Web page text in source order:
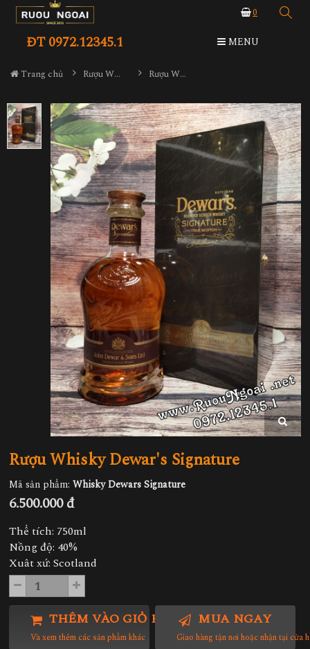
0
ĐT 0972.12345.1 MENU
Trang chủ Rượu Whisky Rượu Whisky Dewar's Signature
Rượu Whisky Dewar's Signature
Mã sản phẩm: Whisky Dewars Signature
6.500.000 đ
Thể tích: 750ml
Nồng độ: 40%
Xuât xứ: Scotland
THÊM VÀO GIỎ HÀNG
Và xem thêm các sản phẩm khác
MUA NGAY
Giao hàng tận nơi hoặc nhận tại cửa